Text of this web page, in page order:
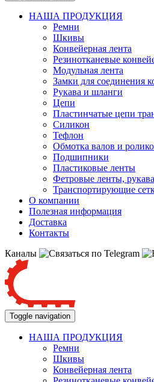
НАША ПРОДУКЦИЯ
Ремни
Шкивы
Конвейерная лента
Резинотканевые
Модульная лента
Замки для соединения
Рукава и шланги
Цепи
Пластинчатые цепи
Силикон
Тефлон
Обмотка валов и
Подшипники
Пластиковые ленты
Фетровые ленты, рукава
Транспортирующие
О компании
Полезная информация
Доставка
Контакты
Каналы
Toggle navigation
НАША ПРОДУКЦИЯ
Ремни
Шкивы
Конвейерная лента